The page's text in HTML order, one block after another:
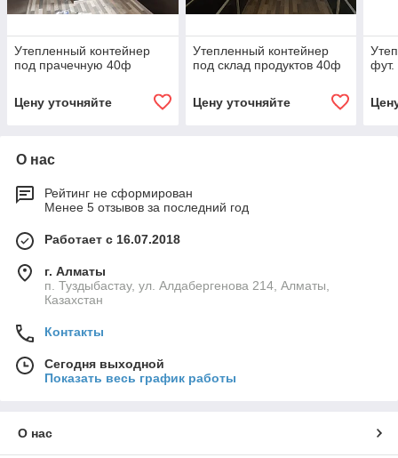
Утепленный контейнер
под прачечную 40ф
Цену уточняйте
Утепленный контейнер
под склад продуктов 40ф
Цену уточняйте
О нас
Рейтинг не сформирован
Менее 5 отзывов за последний год
Работает с 16.07.2018
г. Алматы
п. Туздыбастау, ул. Алдабергенова 214, Алматы,
Казахстан
Контакты
Сегодня выходной
Показать весь график работы
О нас